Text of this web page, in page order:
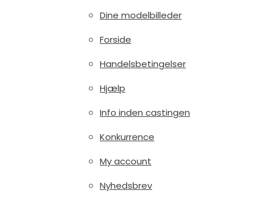
Dine modelbilleder
Forside
Handelsbetingelser
Hjælp
Info inden castingen
Konkurrence
My account
Nyhedsbrev